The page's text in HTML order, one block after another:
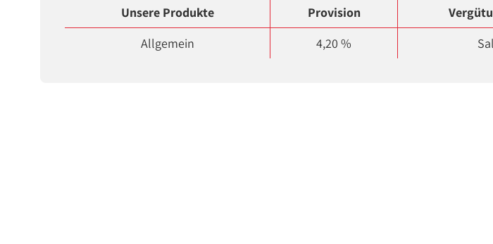
Unsere Produkte Provision
Allgemein
4,20 %